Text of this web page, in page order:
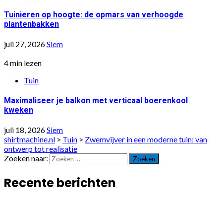
Tuinieren op hoogte: de opmars van verhoogde
plantenbakken
juli 27, 2026Siem
4 min lezen
Tuin
Maximaliseer je balkon met verticaal boerenkool
kweken
juli 18, 2026Siem
shirtmachine.nl > Tuin > Zwemvijver in een moderne tuin: van
ontwerp tot realisatie
Zoeken naar:
Recente berichten